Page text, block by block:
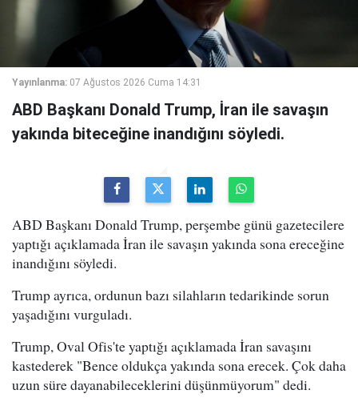
Yayınlanma: 07 Ağustos 2026 Cuma 14:31
ABD Başkanı Donald Trump, İran ile savaşın
yakında biteceğine inandığını söyledi.
ABD Başkanı Donald Trump, perşembe günü gazetecilere
yaptığı açıklamada İran ile savaşın yakında sona ereceğine
inandığını söyledi.
Trump ayrıca, ordunun bazı silahların tedarikinde sorun
yaşadığını vurguladı.
Trump, Oval Ofis'te yaptığı açıklamada İran savaşını
kastederek "Bence oldukça yakında sona erecek. Çok daha
uzun süre dayanabileceklerini düşünmüyorum" dedi.